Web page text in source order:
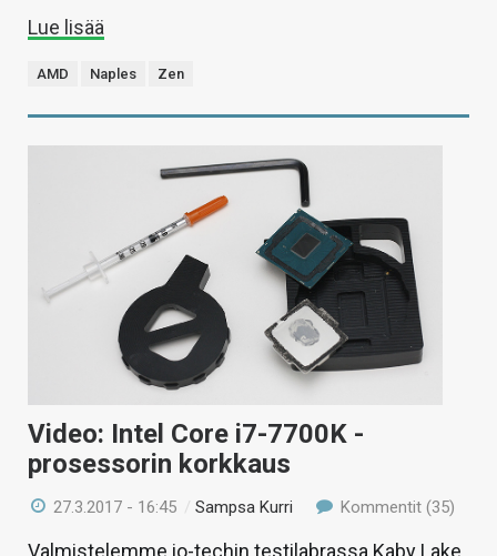
Lue lisää
AMD Naples Zen
Video: Intel Core i7-7700K -
prosessorin korkkaus
27.3.2017 - 16:45 /Sampsa Kurri Kommentit (35)